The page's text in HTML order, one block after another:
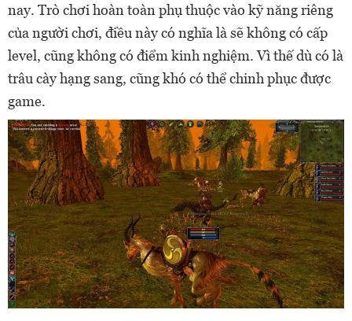
nay. Trò chơi hoàn toàn phụ thuộc vào kỹ năng riêng
của người chơi, điều này có nghĩa là sẽ không có cấp
level, cũng không có điểm kinh nghiệm. Vì thế dù có là
trâu cày hạng sang, cũng khó có thể chinh phục được
game.